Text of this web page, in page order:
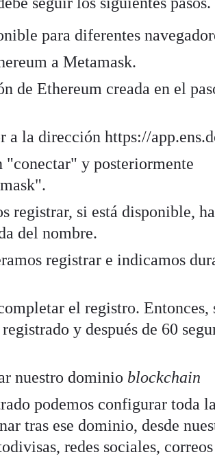
para diferentes
a Metamask.
de Ethereum creada en el
a la dirección https://
"conectar" y posteriormente
registrar, si está disponible,
del nombre.
registrar e indicamos
el registro. Entonces,
y después de 60
nuestro dominio blockchain
podemos configurar toda la
tras ese dominio, desde
redes sociales, correos